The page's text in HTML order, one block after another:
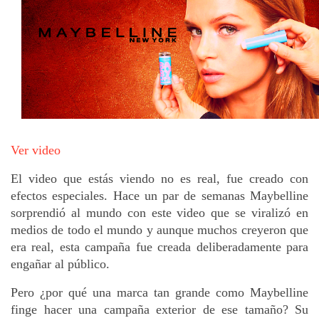
Ver video
El video que estás viendo no es real, fue creado con
efectos especiales. Hace un par de semanas Maybelline
sorprendió al mundo con este video que se viralizó en
medios de todo el mundo y aunque muchos creyeron que
era real, esta campaña fue creada deliberadamente para
engañar al público.
Pero ¿por qué una marca tan grande como Maybelline
finge hacer una campaña exterior de ese tamaño? Su